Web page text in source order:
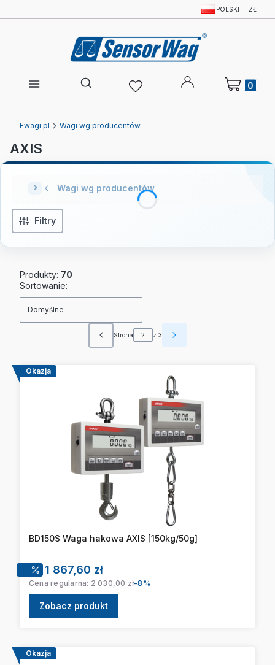
POLSKI ZŁ
Otwórz wyszukiwarkę
Produkty w
Ewagi.pl Wagi wg producentów
AXIS
Wagi wg producentów
Filtry
Produkty: 70
Lista produktów
Sortowanie:
Domyślne
Poprzednie produkty
Strona z 3 Następne produkty
Okazja
BD150S Waga hakowa AXIS [150kg/50g]
Cena promocyjna
1 867,60 zł
Cena regularna: 2 030,00 zł-8%
Zobacz produkt
Okazja